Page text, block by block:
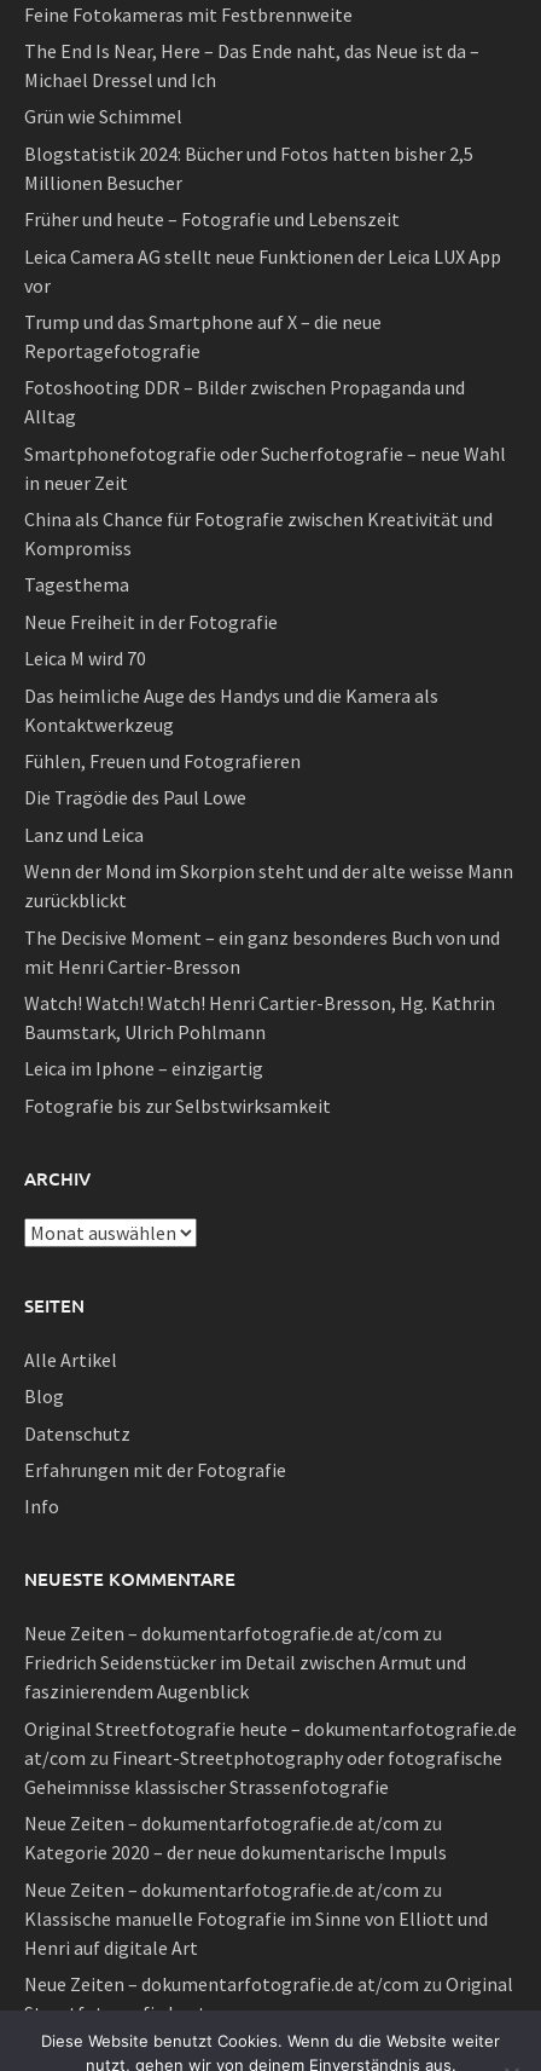
Feine Fotokameras mit Festbrennweite
The End Is Near, Here – Das Ende naht, das Neue ist da –
Michael Dressel und Ich
Grün wie Schimmel
Blogstatistik 2024: Bücher und Fotos hatten bisher 2,5
Millionen Besucher
Früher und heute – Fotografie und Lebenszeit
Leica Camera AG stellt neue Funktionen der Leica LUX App
vor
Trump und das Smartphone auf X – die neue
Reportagefotografie
Fotoshooting DDR – Bilder zwischen Propaganda und
Alltag
Smartphonefotografie oder Sucherfotografie – neue Wahl
in neuer Zeit
China als Chance für Fotografie zwischen Kreativität und
Kompromiss
Tagesthema
Neue Freiheit in der Fotografie
Leica M wird 70
Das heimliche Auge des Handys und die Kamera als
Kontaktwerkzeug
Fühlen, Freuen und Fotografieren
Die Tragödie des Paul Lowe
Lanz und Leica
Wenn der Mond im Skorpion steht und der alte weisse Mann
zurückblickt
The Decisive Moment – ein ganz besonderes Buch von und
mit Henri Cartier-Bresson
Watch! Watch! Watch! Henri Cartier-Bresson, Hg. Kathrin
Baumstark, Ulrich Pohlmann
Leica im Iphone – einzigartig
Fotografie bis zur Selbstwirksamkeit
ARCHIV
Archiv
SEITEN
Alle Artikel
Blog
Datenschutz
Erfahrungen mit der Fotografie
Info
NEUESTE KOMMENTARE
Neue Zeiten – dokumentarfotografie.de at/com zu
Friedrich Seidenstücker im Detail zwischen Armut und
faszinierendem Augenblick
Original Streetfotografie heute – dokumentarfotografie.de
at/com zu Fineart-Streetphotography oder fotografische
Geheimnisse klassischer Strassenfotografie
Neue Zeiten – dokumentarfotografie.de at/com zu
Kategorie 2020 – der neue dokumentarische Impuls
Neue Zeiten – dokumentarfotografie.de at/com zu
Klassische manuelle Fotografie im Sinne von Elliott und
Henri auf digitale Art
Neue Zeiten – dokumentarfotografie.de at/com zu Original
Streetfotografie heute
Diese Website benutzt Cookies. Wenn du die Website weiter
nutzt, gehen wir von deinem Einverständnis aus.